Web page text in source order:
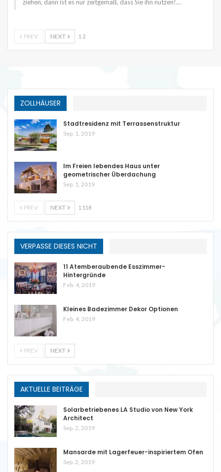
ziehen, dann ist es nur zeitgemäß, dass Sie ihn nutzen!…
PREV NEXT 1 2
ZOLLHÄUSER
Stadtresidenz mit Terrassenstruktur
Sep. 1, 2019
Im Freien lebendes Haus unter
geometrischer Überdachung
Sep. 1, 2019
PREV NEXT 1 118
VERPASSE DIESES NICHT
11 Atemberaubende Esszimmer-
Hintergründe
Feb. 4, 2019
Kleines Badezimmer Dekor Optionen
Feb. 4, 2019
PREV NEXT
AKTUELLE BEITRÄGE
Solarbetriebenes LA Studio von New York
Architect
Sep. 2, 2019
Mansarde mit Lagerfeuer-inspiriertem Ofen
Sep. 2, 2019